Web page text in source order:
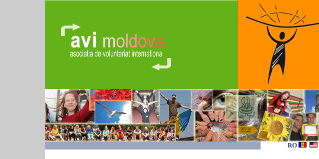
RO